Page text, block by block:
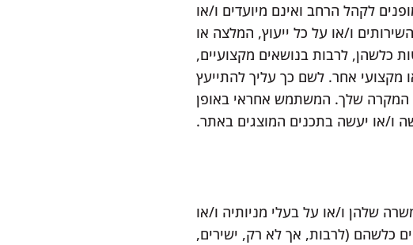
לקהל הרחב ואינם מיועדים ו/או
ו/או על כל ייעוץ, המלצה או
כלשהן, לרבות בנושאים מקצועיים,
מקצועי אחר. לשם כך עליך להתייעץ
המקרה שלך. המשתמש אחראי באופן
ו/או יעשה בתכנים המוצגים באתר.
שלהן ו/או על בעלי מניותיה ו/או
כלשהם (לרבות, אך לא רק, ישירים,